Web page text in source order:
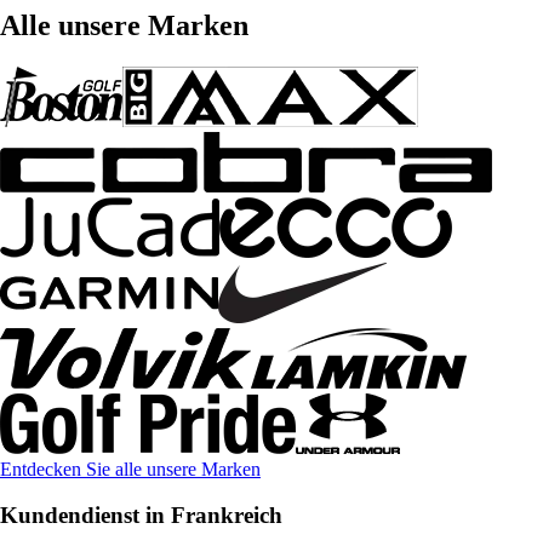
Alle unsere Marken
Entdecken Sie alle unsere Marken
Kundendienst in Frankreich